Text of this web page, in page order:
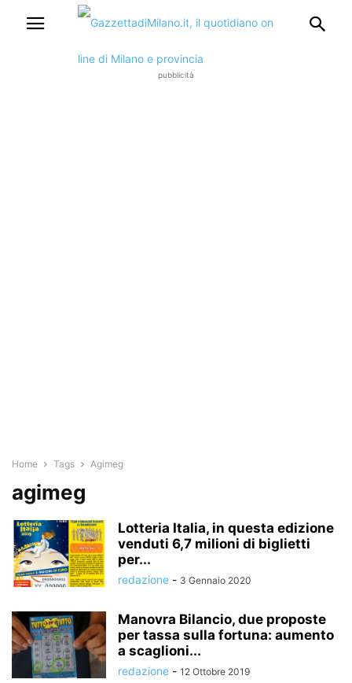
pubblicità
Home Tags Agimeg
agimeg
Lotteria Italia, in questa edizione
venduti 6,7 milioni di biglietti
per...
redazione - 3 Gennaio 2020
Manovra Bilancio, due proposte
per tassa sulla fortuna: aumento
a scaglioni...
redazione - 12 Ottobre 2019